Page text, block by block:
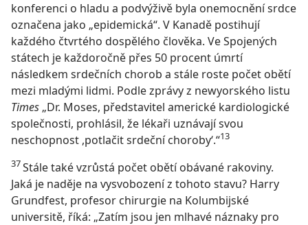
konferenci o hladu a podvýživě byla onemocnění srdce
označena jako „epidemická“. V Kanadě postihují
každého čtvrtého dospělého člověka. Ve Spojených
státech je každoročně přes 50 procent úmrtí
následkem srdečních chorob a stále roste počet obětí
mezi mladými lidmi. Podle zprávy z newyorského listu
Times „Dr. Moses, představitel americké kardiologické
společnosti, prohlásil, že lékaři uznávají svou
neschopnost ,potlačit srdeční choroby‘.“13
37Stále také vzrůstá počet obětí obávané rakoviny.
Jaká je naděje na vysvobození z tohoto stavu? Harry
Grundfest, profesor chirurgie na Kolumbijské
universitě, říká: „Zatím jsou jen mlhavé náznaky pro